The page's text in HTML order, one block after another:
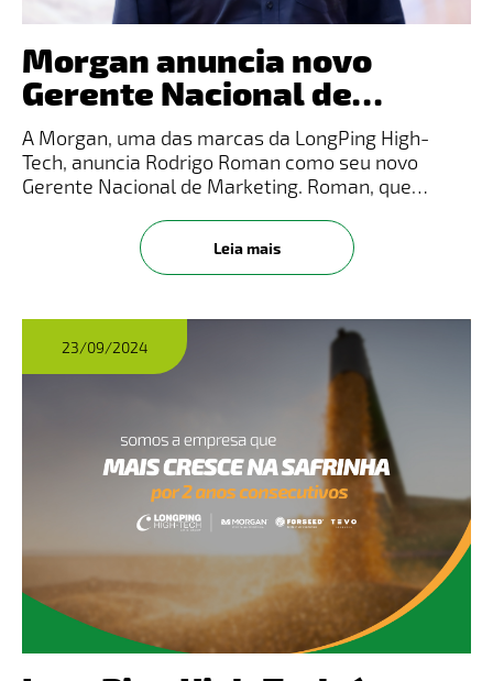
Morgan anuncia novo
Gerente Nacional de
Marketing
A Morgan, uma das marcas da LongPing High-
Tech, anuncia Rodrigo Roman como seu novo
Gerente Nacional de Marketing. Roman, que
responsabilidade de liderar a marca, que há cinco
anos é vice-líder no mercado e uma das pre
Leia mais
23/09/2024